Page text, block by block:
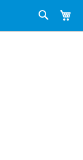
Suche